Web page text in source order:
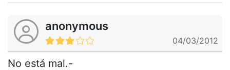
anonymous
04/03/2012
No está mal.-